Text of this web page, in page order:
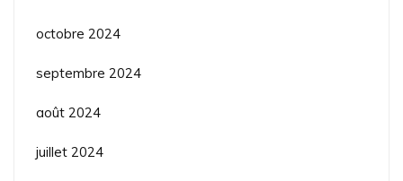
octobre 2024
septembre 2024
août 2024
juillet 2024